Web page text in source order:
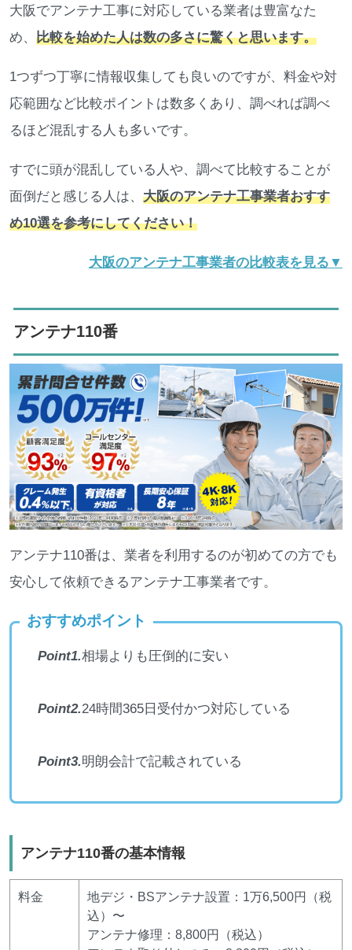
大阪でアンテナ工事に対応している業者は豊富なた
め、 比較を始めた人は数の多さに驚くと思います。
1つずつ丁寧に情報収集しても良いのですが、料金や対
応範囲など比較ポイントは数多くあり、調べれば調べ
るほど混乱する人も多いです。
すでに頭が混乱している人や、調べて比較することが
面倒だと感じる人は、 大阪のアンテナ工事業者おすす
め10選を参考にしてください！
大阪のアンテナ工事業者の比較表を見る▼
アンテナ110番
アンテナ110番は、業者を利用するのが初めての方でも
安心して依頼できるアンテナ工事業者です。
おすすめポイント
Point1.相場よりも圧倒的に安い
Point2.24時間365日受付かつ対応している
Point3.明朗会計で記載されている
アンテナ110番の基本情報
料金
地デジ・BSアンテナ設置：1万6,500円（税
込）〜
アンテナ修理：8,800円（税込）